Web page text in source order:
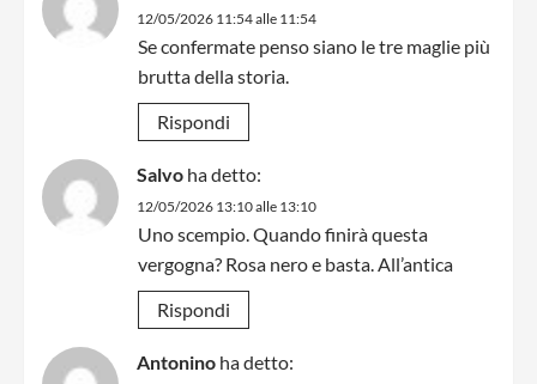
12/05/2026 11:54 alle 11:54
Se confermate penso siano le tre maglie più
brutta della storia.
Rispondi
Salvo ha detto:
12/05/2026 13:10 alle 13:10
Uno scempio. Quando finirà questa
vergogna? Rosa nero e basta. All’antica
Rispondi
Antonino ha detto: